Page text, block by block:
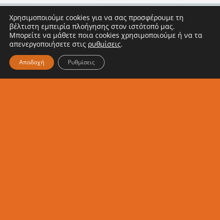
Κάνε εγγραφή στο
Newsletter μας
Χρησιμοποιούμε cookies για να σας προσφέρουμε τη
βέλτιστη εμπειρία πλοήγησης στον ιστότοπό μας.
Μπορείτε να μάθετε ποια cookies χρησιμοποιούμε ή να τα
απενεργοποιήσετε στις ρυθμίσεις.
Αποδοχή Ρυθμίσεις